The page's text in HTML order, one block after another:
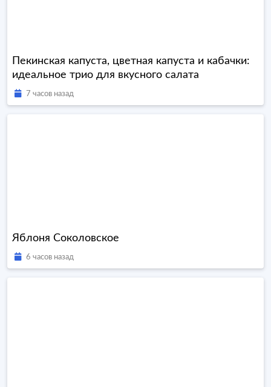
Пекинская капуста, цветная капуста и кабачки:
идеальное трио для вкусного салата
7 часов назад
Яблоня Соколовское
6 часов назад